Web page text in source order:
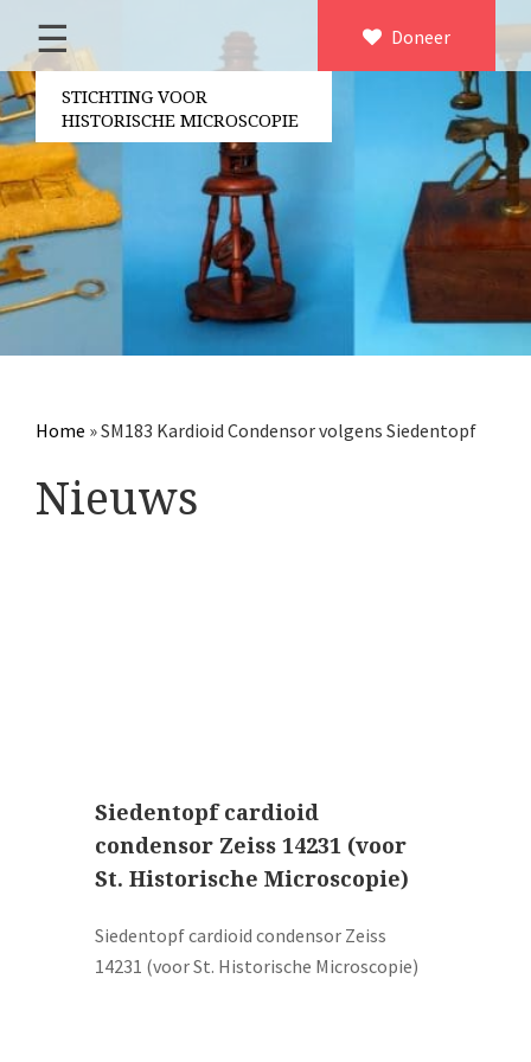
×
Home
Over ons
Contact
Bestuur
Vrijwilligers
Partners
Jaarverslagen
Microscopen
Elektrische meetapparatuur
volgens Culpeper (1750-1780)
‘Jones’ most improved type’ (1800-1830)
Long, Gould type (1821-1850)
Chevalier, trommelmicroscoop (1831-1841)
Doneer
☰
STICHTING VOOR
HISTORISCHE MICROSCOPIE
Home »SM183 Kardioid Condensor volgens Siedentopf
Nieuws
Siedentopf cardioid
condensor Zeiss 14231 (voor
St. Historische Microscopie)
Siedentopf cardioid condensor Zeiss
14231 (voor St. Historische Microscopie)